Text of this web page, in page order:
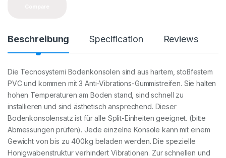
Beschreibung Specification Reviews
Die Tecnosystemi Bodenkonsolen sind aus hartem, stoßfestem
PVC und kommen mit 3 Anti-Vibrations-Gummistreifen. Sie halten
hohen Temperaturen am Boden stand, sind schnell zu
installieren und sind ästhetisch ansprechend. Dieser
Bodenkonsolensatz ist für alle Split-Einheiten geeignet. (bitte
Abmessungen prüfen). Jede einzelne Konsole kann mit einem
Gewicht von bis zu 400kg beladen werden. Die spezielle
Honigwabenstruktur verhindert Vibrationen. Zur schnellen und